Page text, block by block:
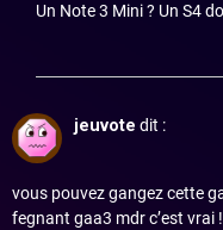
Un Note 3 Mini ? Un S4
jeuvote dit :
vous pouvez gangez cette
fegnant gaa3 mdr c’est vrai !